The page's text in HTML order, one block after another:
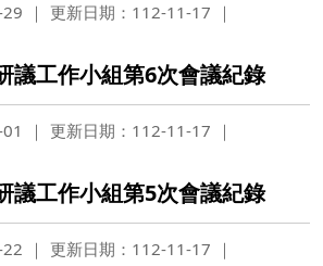
更新日期：112-11-17
議工作小組第6次會議紀錄
更新日期：112-11-17
議工作小組第5次會議紀錄
更新日期：112-11-17